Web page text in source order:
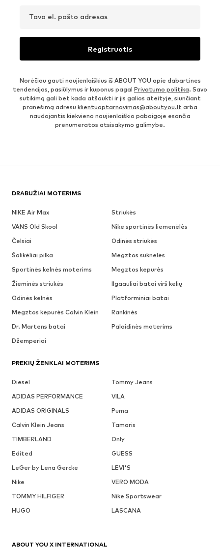
Tavo el. pašto adresas
Registruotis
Norėčiau gauti naujienlaiškius iš ABOUT YOU apie dabartines
tendencijas, pasiūlymus ir kuponus pagal Privatumo politika. Savo
sutikimą gali bet kada atšaukti ir jis galios ateityje, siunčiant
pranešimą adresu klientuaptarnavimas@aboutyou.lt arba
naudojantis kiekvieno naujienlaiškio pabaigoje esančia
prenumeratos atsisakymo galimybe.
DRABUŽIAI MOTERIMS
NIKE Air Max
Striukės
VANS Old Skool
Nike sportinės liemenėlės
Čelsiai
Odinės striukės
Šalikėliai pilka
Megztos suknelės
Sportinės kelnės moterims
Megztos kepurės
Žieminės striukės
Ilgaauliai batai virš kelių
Odinės kelnės
Platforminiai batai
Megztos kepurės Calvin Klein
Rankinės
Dr. Martens batai
Palaidinės moterims
Džemperiai
PREKIŲ ŽENKLAI MOTERIMS
Diesel
Tommy Jeans
ADIDAS PERFORMANCE
VILA
ADIDAS ORIGINALS
Puma
Calvin Klein Jeans
Tamaris
TIMBERLAND
Only
Edited
GUESS
LeGer by Lena Gercke
LEVI'S
Nike
VERO MODA
TOMMY HILFIGER
Nike Sportswear
HUGO
LASCANA
ABOUT YOU X INTERNATIONAL